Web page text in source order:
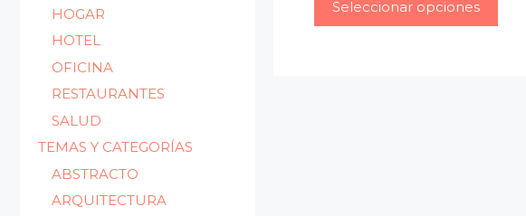
Seleccionar opciones
HOGAR
HOTEL
OFICINA
RESTAURANTES
SALUD
TEMAS Y CATEGORÍAS
ABSTRACTO
ARQUITECTURA